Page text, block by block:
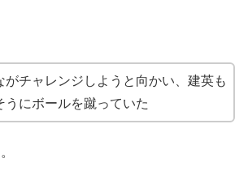
がチャレンジしようと向かい、建英も
うにボールを蹴っていた